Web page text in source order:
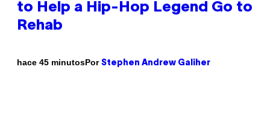
to Help a Hip-Hop Legend Go to
Rehab
hace 45 minutosPor Stephen Andrew Galiher